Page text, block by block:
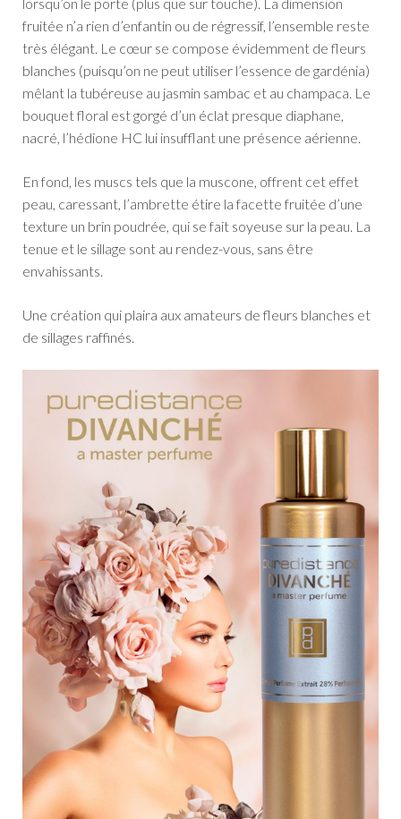
lorsqu’on le porte (plus que sur touche). La dimension
fruitée n’a rien d’enfantin ou de régressif, l’ensemble reste
très élégant. Le cœur se compose évidemment de fleurs
blanches (puisqu’on ne peut utiliser l’essence de gardénia)
mêlant la tubéreuse au jasmin sambac et au champaca. Le
bouquet floral est gorgé d’un éclat presque diaphane,
nacré, l’hédione HC lui insufflant une présence aérienne.
En fond, les muscs tels que la muscone, offrent cet effet
peau, caressant, l’ambrette étire la facette fruitée d’une
texture un brin poudrée, qui se fait soyeuse sur la peau. La
tenue et le sillage sont au rendez-vous, sans être
envahissants.
Une création qui plaira aux amateurs de fleurs blanches et
de sillages raffinés.